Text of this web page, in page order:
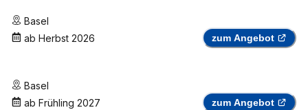
Basel
ab Herbst 2026 zum Angebot
Basel
ab Frühling 2027 zum Angebot